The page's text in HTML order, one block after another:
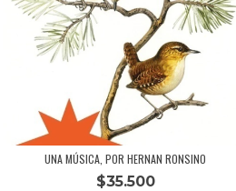
UNA MÚSICA, POR HERNAN RONSINO
$35.500